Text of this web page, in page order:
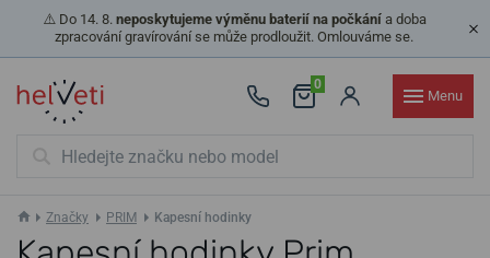
⚠️ Do 14. 8. neposkytujeme výměnu baterií na počkánía doba
zpracování gravírování se může prodloužit. Omlouváme se.
0
Menu
Značky PRIM Kapesní hodinky